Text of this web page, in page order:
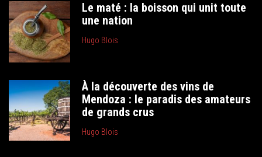
Le maté : la boisson qui unit toute
une nation
Hugo Blois
À la découverte des vins de
Mendoza : le paradis des amateurs
de grands crus
Hugo Blois